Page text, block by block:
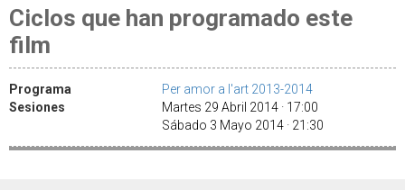
Ciclos que han programado este
film
Programa
Per amor a l'art 2013-2014
Sesiones
Martes 29 Abril 2014 · 17:00
Sábado 3 Mayo 2014 · 21:30